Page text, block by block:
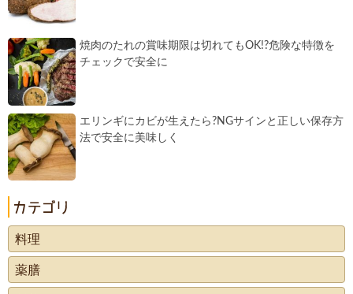
焼肉のたれの賞味期限は切れてもOK!?危険な特徴を
チェックで安全に
エリンギにカビが生えたら?NGサインと正しい保存方
法で安全に美味しく
料理
薬膳